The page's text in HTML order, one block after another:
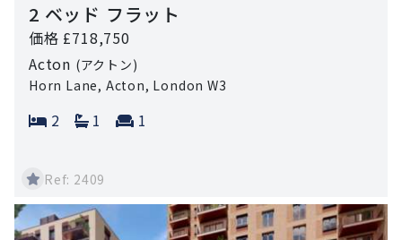
2 ベッド フラット
価格 £718,750
Acton (アクトン)
Horn Lane, Acton, London W3
Bedrooms:
2 Bathrooms:
1 Reception rooms:
1
Ref: 2409